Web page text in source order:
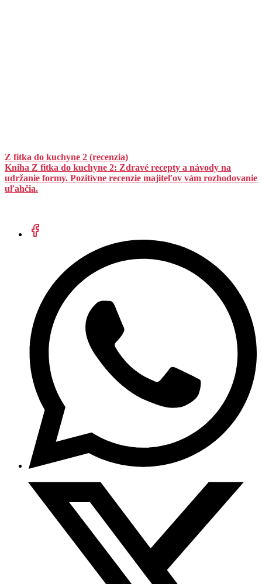
Z fitka do kuchyne 2 (recenzia)
Kniha Z fitka do kuchyne 2: Zdravé recepty a návody na
udržanie formy. Pozitívne recenzie majiteľov vám rozhodovanie
uľahčia.